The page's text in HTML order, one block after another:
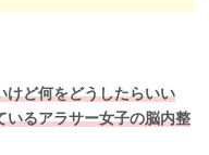
けど何をどうしたらいい
るアラサー女子の脳内整